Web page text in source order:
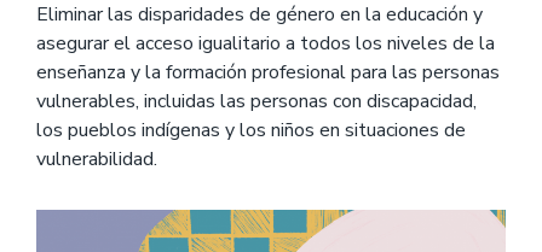
Eliminar las disparidades de género en la educación y
asegurar el acceso igualitario a todos los niveles de la
enseñanza y la formación profesional para las personas
vulnerables, incluidas las personas con discapacidad,
los pueblos indígenas y los niños en situaciones de
vulnerabilidad.